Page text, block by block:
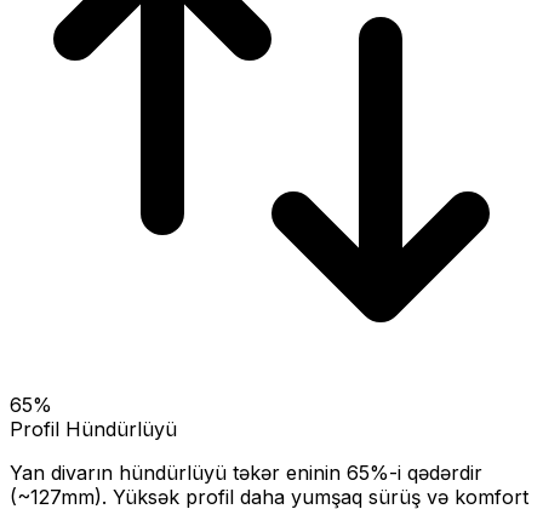
65%
Profil Hündürlüyü
Yan divarın hündürlüyü təkər eninin 65%-i qədərdir
(~127mm). Yüksək profil daha yumşaq sürüş və komfort